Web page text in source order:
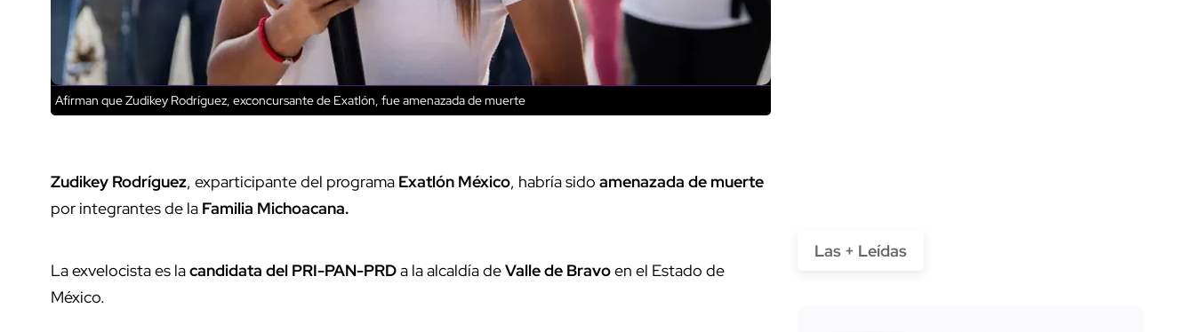
Afirman que Zudikey Rodríguez, exconcursante de Exatlón, fue amenazada de muerte
Zudikey Rodríguez, exparticipante del programa Exatlón México, habría sido amenazada de muerte
por integrantes de la Familia Michoacana.
La exvelocista es lacandidata del PRI-PAN-PRDa la alcaldía deValle de Bravoen el Estado de
México.
Las + Leídas